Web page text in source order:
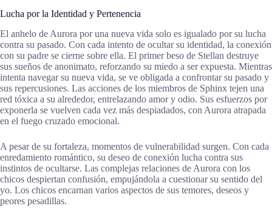
Lucha por la Identidad y Pertenencia
El anhelo de Aurora por una nueva vida solo es igualado por su lucha
contra su pasado. Con cada intento de ocultar su identidad, la conexión
con su padre se cierne sobre ella. El primer beso de Stellan destruye
sus sueños de anonimato, reforzando su miedo a ser expuesta. Mientras
intenta navegar su nueva vida, se ve obligada a confrontar su pasado y
sus repercusiones. Las acciones de los miembros de Sphinx tejen una
red tóxica a su alrededor, entrelazando amor y odio. Sus esfuerzos por
exponerla se vuelven cada vez más despiadados, con Aurora atrapada
en el fuego cruzado emocional.
A pesar de su fortaleza, momentos de vulnerabilidad surgen. Con cada
enredamiento romántico, su deseo de conexión lucha contra sus
instintos de ocultarse. Las complejas relaciones de Aurora con los
chicos despiertan confusión, empujándola a cuestionar su sentido del
yo. Los chicos encarnan varios aspectos de sus temores, deseos y
peores pesadillas.